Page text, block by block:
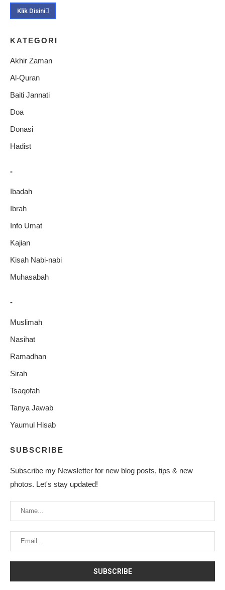
Klik Disini
KATEGORI
Akhir Zaman
Al-Quran
Baiti Jannati
Doa
Donasi
Hadist
-
Ibadah
Ibrah
Info Umat
Kajian
Kisah Nabi-nabi
Muhasabah
-
Muslimah
Nasihat
Ramadhan
Sirah
Tsaqofah
Tanya Jawab
Yaumul Hisab
SUBSCRIBE
Subscribe my Newsletter for new blog posts, tips & new
photos. Let's stay updated!